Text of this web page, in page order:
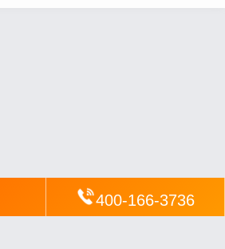
400-166-3736